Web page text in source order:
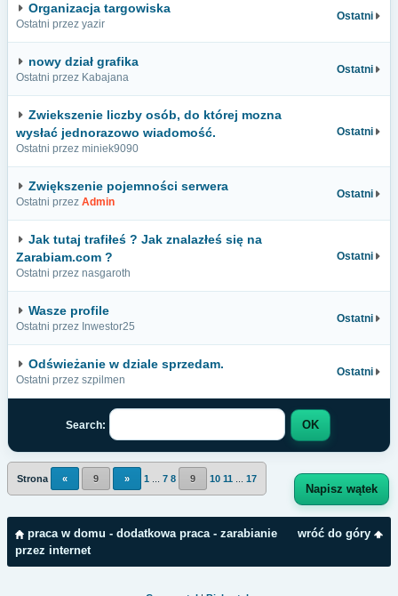
Organizacja targowiska
Ostatni przez yazir
Ostatni
nowy dział grafika
Ostatni przez Kabajana
Ostatni
Zwiekszenie liczby osób, do której mozna
wysłać jednorazowo wiadomość.
Ostatni przez miniek9090
Ostatni
Zwiększenie pojemności serwera
Ostatni przez Admin
Ostatni
Jak tutaj trafiłeś ? Jak znalazłeś się na
Zarabiam.com ?
Ostatni przez nasgaroth
Ostatni
Wasze profile
Ostatni przez Inwestor25
Ostatni
Odświeżanie w dziale sprzedam.
Ostatni przez szpilmen
Ostatni
Search:
Strona « 9 » 1 7 8 9 10 11 17
Napisz wątek
wróć do góry
praca w domu - dodatkowa praca - zarabianie
przez internet